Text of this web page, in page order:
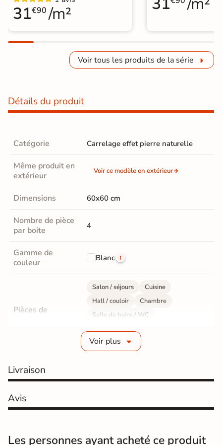
31€90 /m²
Voir tous les produits de la série
Détails du produit
Catégorie Carrelage effet pierre naturelle
Même produit en
extérieur
Voir ce modèle en extérieur
Dimensions 60x60 cm
Nombre de pièce
par boite
4
Gamme de
couleur
Blanc
Pièces de
Salon / séjours
Cuisine
Hall / couloir
Chambre
Salle de bains / WC
Sol intérieur
Fabrication
Résistance à
Voir plus
Livraison
Avis
Les personnes ayant acheté ce produit